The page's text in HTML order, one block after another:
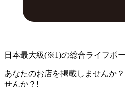
日本最大級(※1)の総合ライフポ
あなたのお店を掲載しませんか？
せんか？!